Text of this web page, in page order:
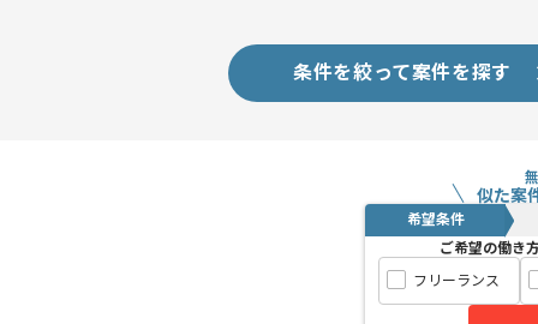
条件を絞って案件を探す
似た案
希望条件
ご希望の働き
フリーランス